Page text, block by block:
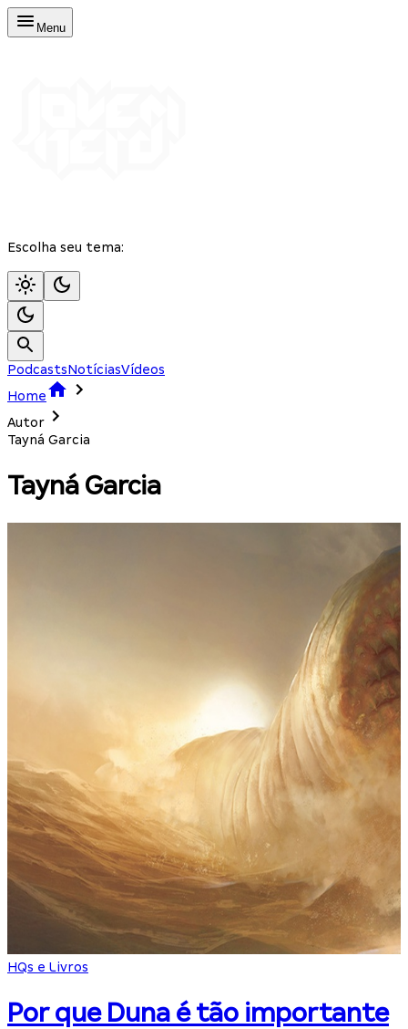
Menu
Escolha seu tema:
PodcastsNotíciasVídeos
Home
Autor
Tayná Garcia
Tayná Garcia
HQs e Livros
Por que Duna é tão importante